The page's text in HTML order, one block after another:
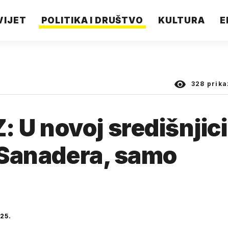
POLITIKA I DRUŠTVO KULTURA
328
U novoj središnjici
samo